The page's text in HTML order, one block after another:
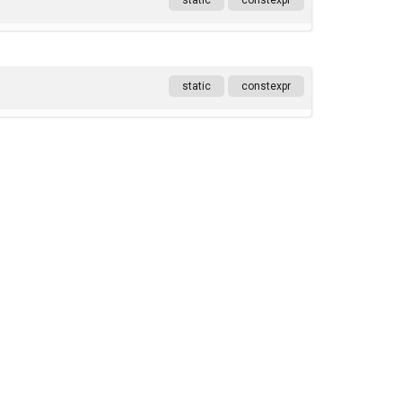
static constexpr